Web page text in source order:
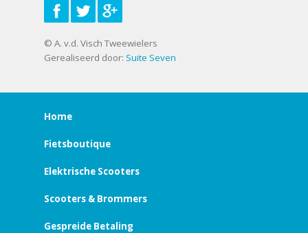
© A. v.d. Visch Tweewielers
Gerealiseerd door: Suite Seven
Home
Fietsboutique
Elektrische Scooters
Scooters & Brommers
Gespreide Betaling